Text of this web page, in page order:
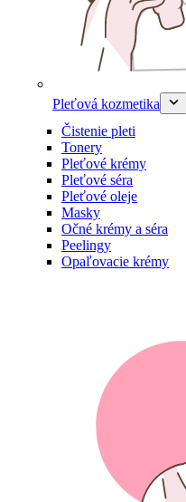
Pleťová kozmetika
Čistenie pleti
Tonery
Pleťové krémy
Pleťové séra
Pleťové oleje
Masky
Očné krémy a séra
Peelingy
Opaľovacie krémy